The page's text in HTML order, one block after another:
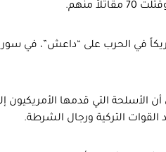
منهم.
في الحرب على “داعش”، في
أن الأسلحة التي قدمها الأمريكيون
التركية ورجال الشرطة.